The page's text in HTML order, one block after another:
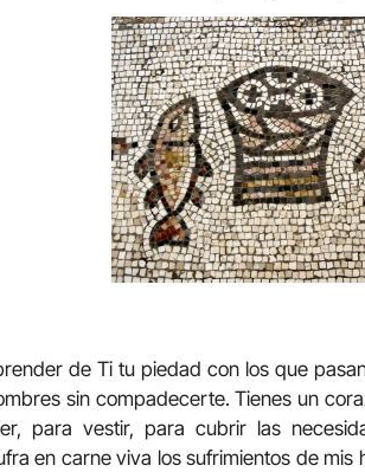
de Ti tu piedad con los que
sin compadecerte. Tienes un
para vestir, para cubrir las
en carne viva los sufrimientos de